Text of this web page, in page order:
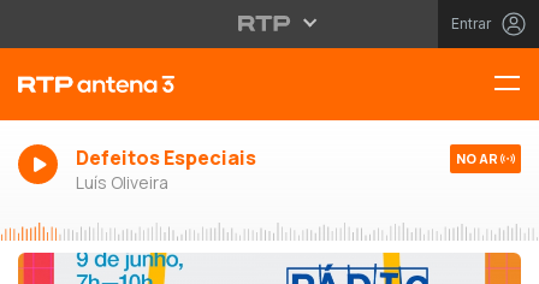
Entrar
Defeitos Especiais
Luís Oliveira
NO AR